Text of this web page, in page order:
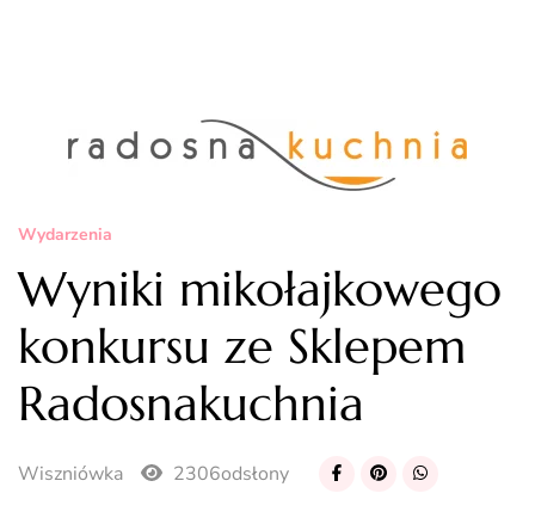
Wydarzenia
Wyniki mikołajkowego
konkursu ze Sklepem
Radosnakuchnia
Wiszniówka 2306odsłony